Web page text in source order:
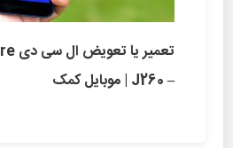
– J260 | موبایل کمک